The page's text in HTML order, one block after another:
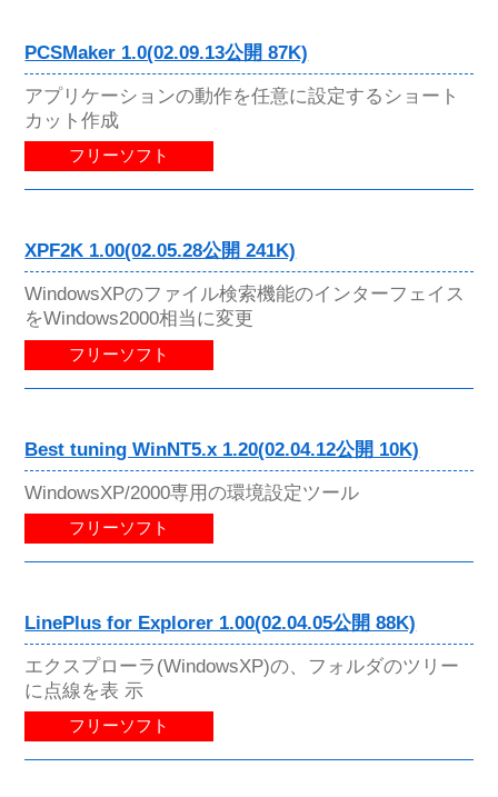
PCSMaker 1.0(02.09.13公開 87K)
アプリケーションの動作を任意に設定するショート
カット作成
フリーソフト
XPF2K 1.00(02.05.28公開 241K)
WindowsXPのファイル検索機能のインターフェイス
をWindows2000相当に変更
フリーソフト
Best tuning WinNT5.x 1.20(02.04.12公開 10K)
WindowsXP/2000専用の環境設定ツール
フリーソフト
LinePlus for Explorer 1.00(02.04.05公開 88K)
エクスプローラ(WindowsXP)の、フォルダのツリー
に点線を表 示
フリーソフト